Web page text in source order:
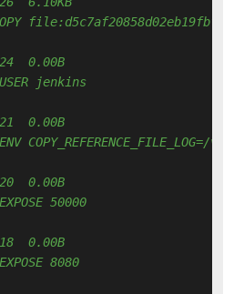
0.00B
jenkins
0.00B
0.00B
50000
0.00B
8080